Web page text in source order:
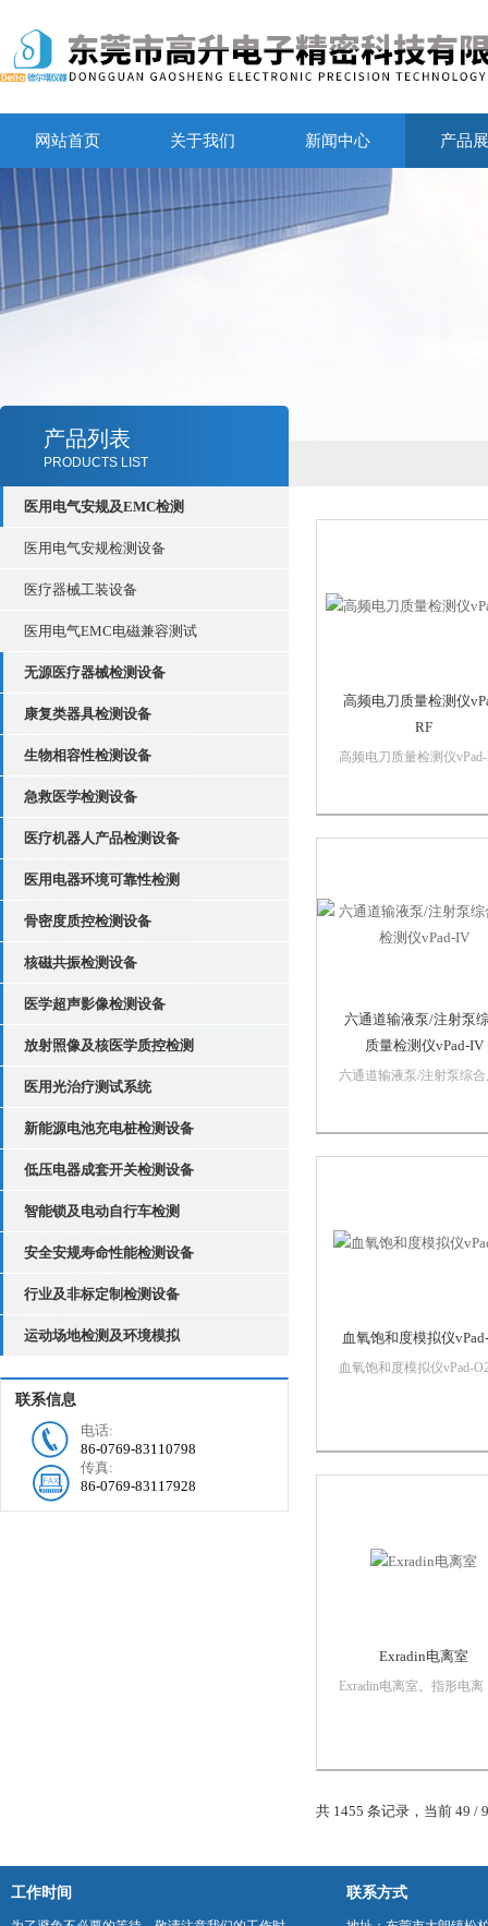
网站首页 关于我们 新闻中心 产品
产品列表
PRODUCTS LIST
医用电气安规及EMC检测
医用电气安规检测设备
医疗器械工装设备
医用电气EMC电磁兼容测试
无源医疗器械检测设备
康复类器具检测设备
生物相容性检测设备
急救医学检测设备
医疗机器人产品检测设备
医用电器环境可靠性检测
骨密度质控检测设备
核磁共振检测设备
医学超声影像检测设备
放射照像及核医学质控检测
医用光治疗测试系统
新能源电池充电桩检测设备
低压电器成套开关检测设备
智能锁及电动自行车检测
安全安规寿命性能检测设备
行业及非标定制检测设备
运动场地检测及环境模拟
联系信息
电话:
86-0769-83110798
传真:
86-0769-83117928
高频电刀质量检测仪
RF
高频电刀质量检测仪
六通道输液泵/注射泵
质量检测仪vPad-IV
六通道输液泵/注射泵综
通道以...
血氧饱和度模拟仪
血氧饱和度模拟仪vPad-
TechnologyTM），模拟输
血氧饱和度信号，用于多
Exradin电离室
Exradin电离室。指形电离
行剂量校准。微型电离室
估IMRT，立体定向，正电
共 1455 条记录，当前 49 /
工作时间 联系方式